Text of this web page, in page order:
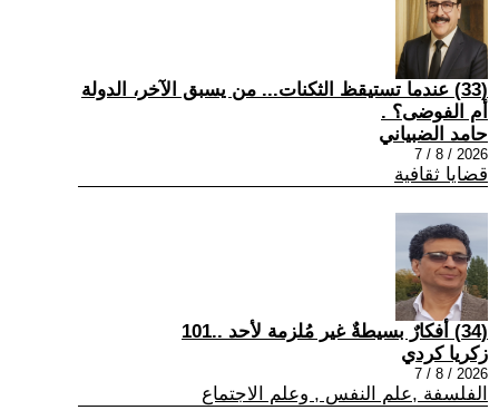
(33) عندما تستيقظ الثكنات... من يسبق الآخر، الدولة
أم الفوضى؟ .
حامد الضبياني
2026 / 8 / 7
قضايا ثقافية
(34) أفكارٌ بسيطةٌ غير مُلزمة لأحد ..101
زكريا كردي
2026 / 8 / 7
الفلسفة ,علم النفس , وعلم الاجتماع